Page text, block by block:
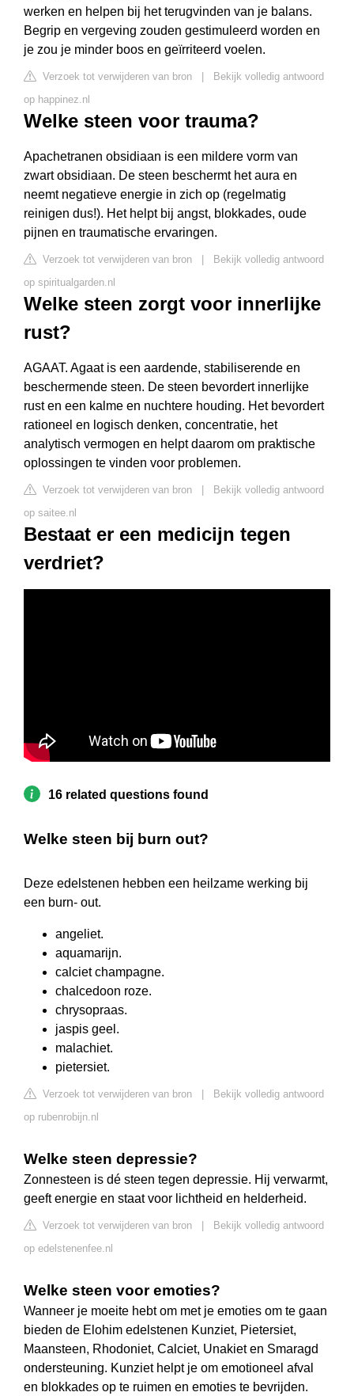
werken en helpen bij het terugvinden van je balans.
Begrip en vergeving zouden gestimuleerd worden en
je zou je minder boos en geïrriteerd voelen.
Verzoek tot verwijderen van bron
Bekijk volledig antwoord
op happinez.nl
Welke steen voor trauma?
Apachetranen obsidiaan is een mildere vorm van
zwart obsidiaan. De steen beschermt het aura en
neemt negatieve energie in zich op (regelmatig
reinigen dus!). Het helpt bij angst, blokkades, oude
pijnen en traumatische ervaringen.
Verzoek tot verwijderen van bron
Bekijk volledig antwoord
op spiritualgarden.nl
Welke steen zorgt voor innerlijke
rust?
AGAAT. Agaat is een aardende, stabiliserende en
beschermende steen. De steen bevordert innerlijke
rust en een kalme en nuchtere houding. Het bevordert
rationeel en logisch denken, concentratie, het
analytisch vermogen en helpt daarom om praktische
oplossingen te vinden voor problemen.
Verzoek tot verwijderen van bron
Bekijk volledig antwoord
op saitee.nl
Bestaat er een medicijn tegen
verdriet?
16 related questions found
Welke steen bij burn out?
Deze edelstenen hebben een heilzame werking bij
een burn- out.
angeliet.
aquamarijn.
calciet champagne.
chalcedoon roze.
chrysopraas.
jaspis geel.
malachiet.
pietersiet.
Verzoek tot verwijderen van bron
Bekijk volledig antwoord
op rubenrobijn.nl
Welke steen depressie?
Zonnesteen is dé steen tegen depressie. Hij verwarmt,
geeft energie en staat voor lichtheid en helderheid.
Verzoek tot verwijderen van bron
Bekijk volledig antwoord
op edelstenenfee.nl
Welke steen voor emoties?
Wanneer je moeite hebt om met je emoties om te gaan
bieden de Elohim edelstenen Kunziet, Pietersiet,
Maansteen, Rhodoniet, Calciet, Unakiet en Smaragd
ondersteuning. Kunziet helpt je om emotioneel afval
en blokkades op te ruimen en emoties te bevrijden.